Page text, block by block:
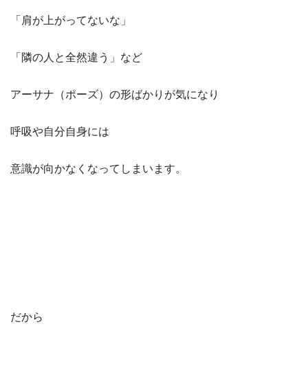
「肩が上がってないな」
「隣の人と全然違う」など
アーサナ（ポーズ）の形ばかりが気になり
呼吸や自分自身には
意識が向かなくなってしまいます。
だから